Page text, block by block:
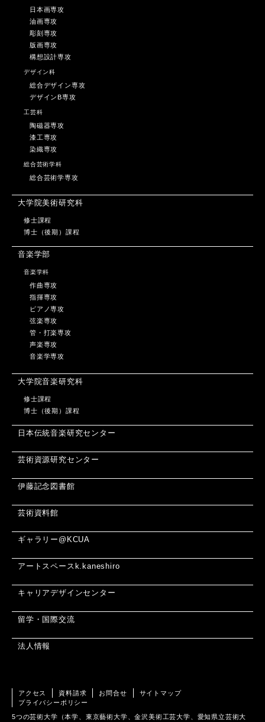
日本画専攻
油画専攻
彫刻専攻
版画専攻
構想設計専攻
デザイン科
総合デザイン専攻
デザインB専攻
工芸科
陶磁器専攻
漆工専攻
染織専攻
総合芸術学科
総合芸術学専攻
大学院美術研究科
修士課程
博士（後期）課程
音楽学部
音楽学科
作曲専攻
指揮専攻
ピアノ専攻
弦楽専攻
管・打楽専攻
声楽専攻
音楽学専攻
大学院音楽研究科
修士課程
博士（後期）課程
日本伝統音楽研究センター
芸術資源研究センター
伊藤記念図書館
芸術資料館
ギャラリー@KCUA
アートスペースk.kaneshiro
キャリアデザインセンター
留学・国際交流
法人情報
アクセス 資料請求 お問合せ
サイトマップ
プライバシーポリシー
5つの芸術大学（本学、東京藝術大学、金沢美術工芸大学、愛知県立芸術大